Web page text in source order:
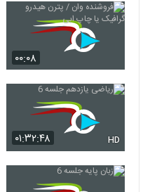
۰۰:۰۸
۰۱:۳۲:۴۸ HD